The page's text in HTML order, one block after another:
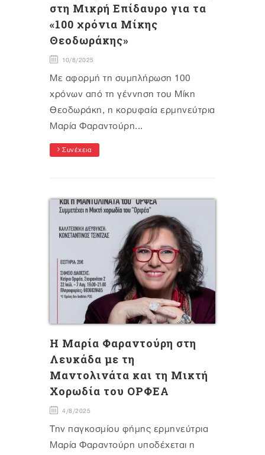
στη Μικρή Επίδαυρο για τα
«100 χρόνια Μίκης
Θεοδωράκης»
10/8/2025
Με αφορμή τη συμπλήρωση 100
χρόνων από τη γέννηση του Μίκη
Θεοδωράκη, η κορυφαία ερμηνεύτρια
Μαρία Φαραντούρη...
Συνέχεια
H Mαρία Φαραντούρη στη
Λευκάδα με τη
Μαντολινάτα και τη Μικτή
Χορωδία του ΟΡΦΕΑ
4/8/2025
Την παγκοσμίου φήμης ερμηνεύτρια
Μαρία Φαραντούρη υποδέχεται η